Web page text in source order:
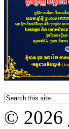
© 2026